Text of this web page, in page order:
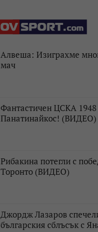
Алвеша: Изиграхме
мач
Фантастичен ЦСКА 1948
Панатинайкос! (ВИДЕО)
Рибакина потегли с
Торонто (ВИДЕО)
Джордж Лазаров
българския сблъсък с